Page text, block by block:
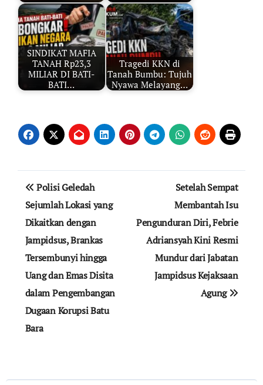
SINDIKAT MAFIA
TANAH Rp23,3
MILIAR DI BATI-
BATI…
Tragedi KKN di
Tanah Bumbu: Tujuh
Nyawa Melayang…
pos Polisi Geledah
Sejumlah Lokasi yang
Dikaitkan dengan
Jampidsus, Brankas
Tersembunyi hingga
Uang dan Emas Disita
dalam Pengembangan
Dugaan Korupsi Batu
Bara
Setelah Sempat
Membantah Isu
Pengunduran Diri, Febrie
Adriansyah Kini Resmi
Mundur dari Jabatan
Jampidsus Kejaksaan
Agung